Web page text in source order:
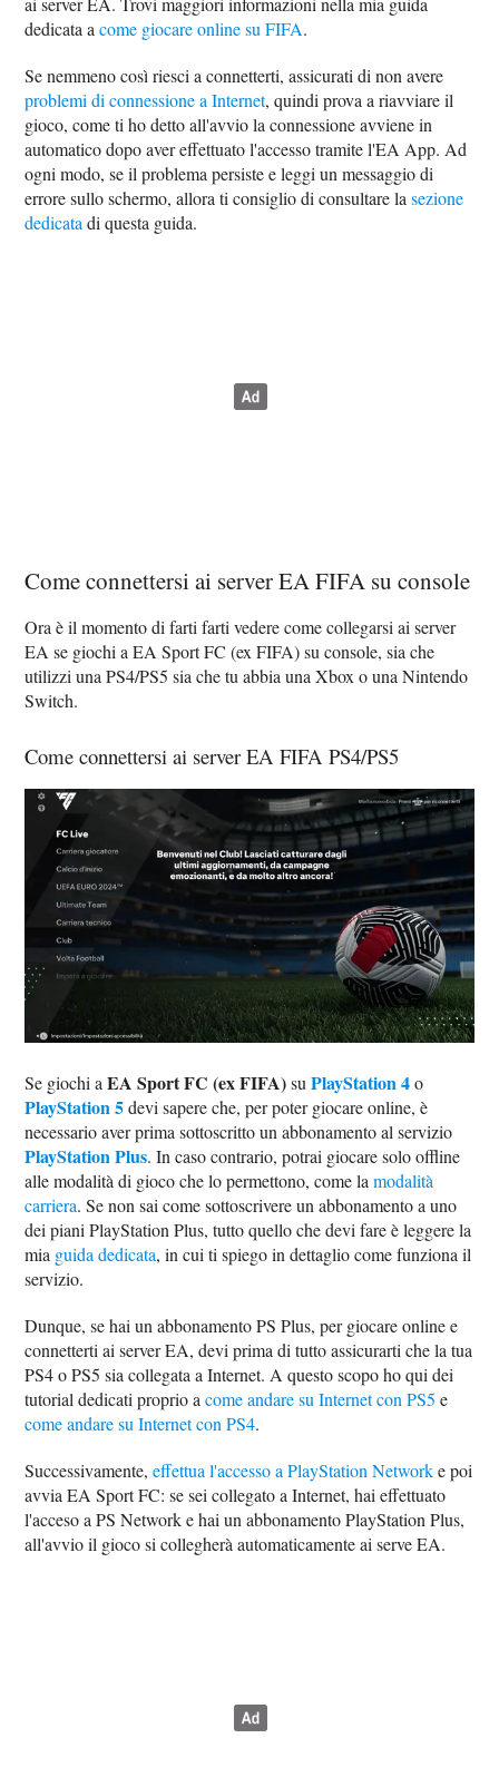
dedicata acome giocare online su FIFA.
Se nemmeno così riesci a connetterti, assicurati di non avere
problemi di connessione a Internet, quindi prova a riavviare il
gioco, come ti ho detto all'avvio la connessione avviene in
automatico dopo aver effettuato l'accesso tramite l'EA App. Ad
ogni modo, se il problema persiste e leggi un messaggio di
errore sullo schermo, allora ti consiglio di consultare lasezione
dedicata di questa guida.
Come connettersi ai server EA FIFA su console
Ora è il momento di farti farti vedere come collegarsi ai server
EA se giochi a EA Sport FC (ex FIFA) su console, sia che
utilizzi una PS4/PS5 sia che tu abbia una Xbox o una Nintendo
Switch.
Come connettersi ai server EA FIFA PS4/PS5
Se giochi aEA Sport FC (ex FIFA)suPlayStation 4o
PlayStation 5devi sapere che, per poter giocare online, è
necessario aver prima sottoscritto un abbonamento al servizio
PlayStation Plus. In caso contrario, potrai giocare solo offline
alle modalità di gioco che lo permettono, come lamodalità
carriera. Se non sai come sottoscrivere un abbonamento a uno
dei piani PlayStation Plus, tutto quello che devi fare è leggere la
mia guida dedicata, in cui ti spiego in dettaglio come funziona il
servizio.
Dunque, se hai un abbonamento PS Plus, per giocare online e
connetterti ai server EA, devi prima di tutto assicurarti che la tua
PS4 o PS5 sia collegata a Internet. A questo scopo ho qui dei
tutorial dedicati proprio acome andare su Internet con PS5 e
come andare su Internet con PS4.
Successivamente,effettua l'accesso a PlayStation Networke poi
avvia EA Sport FC: se sei collegato a Internet, hai effettuato
l'acceso a PS Network e hai un abbonamento PlayStation Plus,
all'avvio il gioco si collegherà automaticamente ai serve EA.